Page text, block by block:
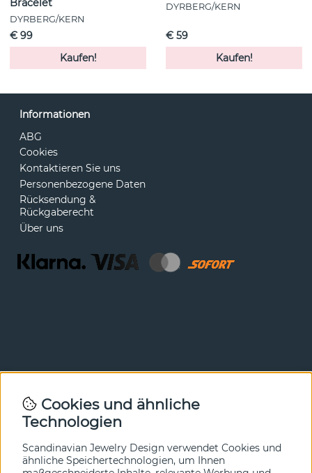
DYRBERG/KERN
€ 99
Kaufen!
DYRBERG/KERN
€ 59
Kaufen!
Informationen
ABG
Cookies
Kontaktieren Sie uns
Personenbezogene Daten
Rücksendung &
Rückgaberecht
Über uns
Newsletter
In unserem Newsletter erfahren Sie vor allen anderen
hier an.
Cookies und ähnliche
Technologien
Scandinavian Jewelry Design verwendet Cookies und
ähnliche Speichertechnologien, um Ihnen